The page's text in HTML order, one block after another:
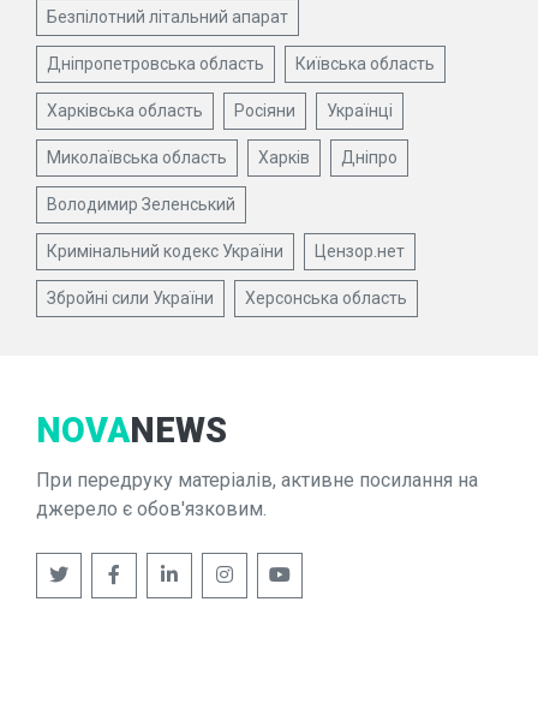
Безпілотний літальний апарат
Дніпропетровська область Київська область
Харківська область Росіяни Українці
Миколаївська область Харків Дніпро
Володимир Зеленський
Кримінальний кодекс України Цензор.нет
Збройні сили України Херсонська область
NOVANEWS
При передруку матеріалів, активне посилання на
джерело є обов'язковим.